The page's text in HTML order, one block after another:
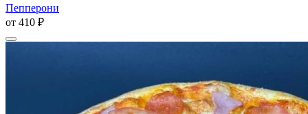
Пепперони
от 410 ₽